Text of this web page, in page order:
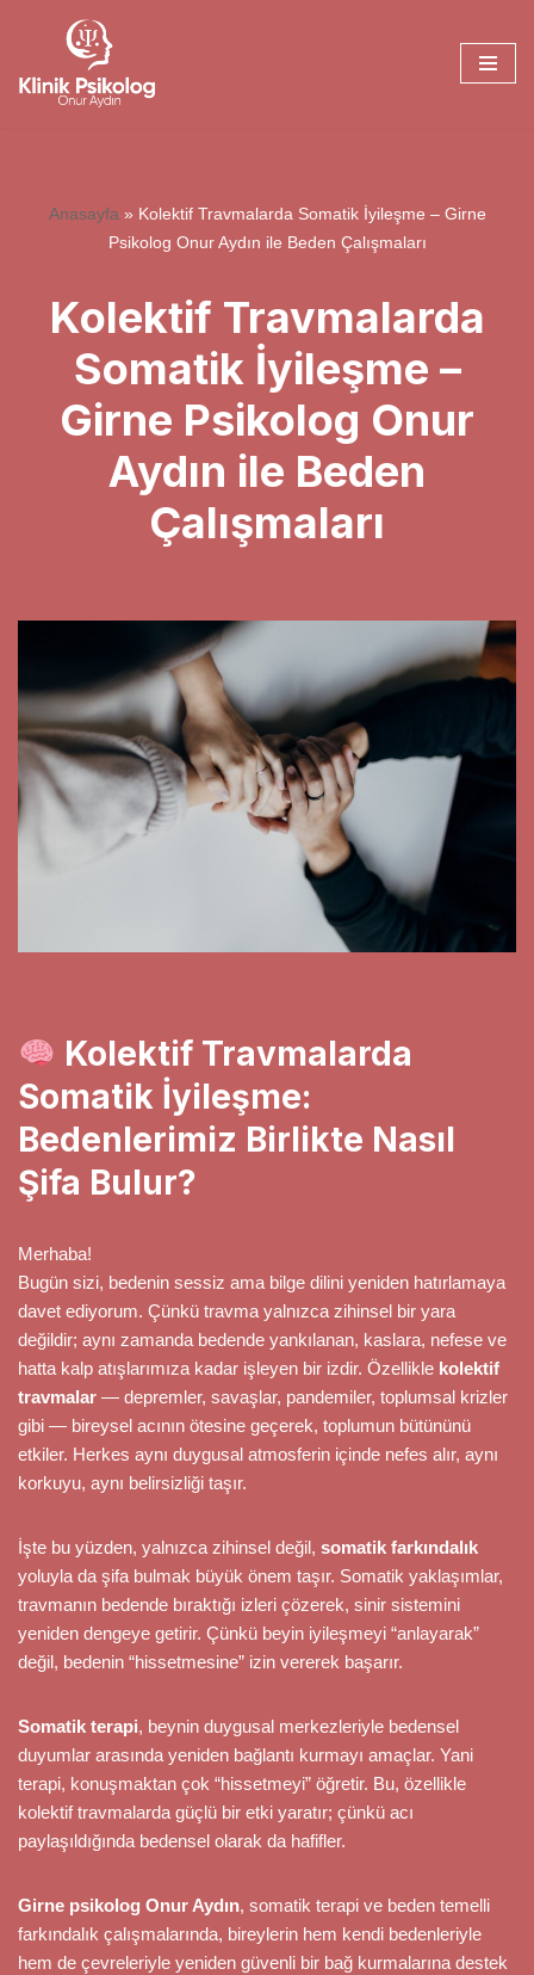
geç
Anasayfa » Kolektif Travmalarda Somatik İyileşme – Girne
Psikolog Onur Aydın ile Beden Çalışmaları
Kolektif Travmalarda
Somatik İyileşme –
Girne Psikolog Onur
Aydın ile Beden
Çalışmaları
Kolektif Travmalarda
Somatik İyileşme:
Bedenlerimiz Birlikte Nasıl
Şifa Bulur?
Merhaba!
Bugün sizi, bedenin sessiz ama bilge dilini yeniden hatırlamaya
davet ediyorum. Çünkü travma yalnızca zihinsel bir yara
değildir; aynı zamanda bedende yankılanan, kaslara, nefese ve
hatta kalp atışlarımıza kadar işleyen bir izdir. Özellikle kolektif
travmalar — depremler, savaşlar, pandemiler, toplumsal krizler
gibi — bireysel acının ötesine geçerek, toplumun bütününü
etkiler. Herkes aynı duygusal atmosferin içinde nefes alır, aynı
korkuyu, aynı belirsizliği taşır.
İşte bu yüzden, yalnızca zihinsel değil, somatik farkındalık
yoluyla da şifa bulmak büyük önem taşır. Somatik yaklaşımlar,
travmanın bedende bıraktığı izleri çözerek, sinir sistemini
yeniden dengeye getirir. Çünkü beyin iyileşmeyi “anlayarak”
değil, bedenin “hissetmesine” izin vererek başarır.
Somatik terapi, beynin duygusal merkezleriyle bedensel
duyumlar arasında yeniden bağlantı kurmayı amaçlar. Yani
terapi, konuşmaktan çok “hissetmeyi” öğretir. Bu, özellikle
kolektif travmalarda güçlü bir etki yaratır; çünkü acı
paylaşıldığında bedensel olarak da hafifler.
Girne psikolog Onur Aydın, somatik terapi ve beden temelli
farkındalık çalışmalarında, bireylerin hem kendi bedenleriyle
hem de çevreleriyle yeniden güvenli bir bağ kurmalarına destek